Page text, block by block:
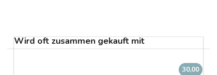
Wird oft zusammen gekauft mit
30,00